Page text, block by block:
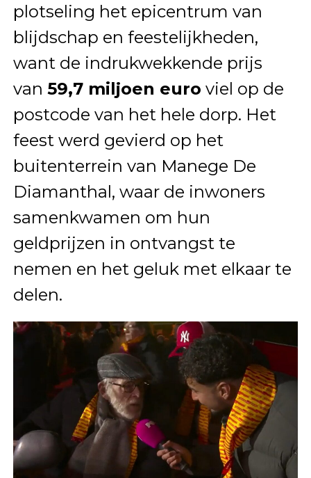
plotseling het epicentrum van
blijdschap en feestelijkheden,
want de indrukwekkende prijs
van 59,7 miljoen euro viel op de
postcode van het hele dorp. Het
feest werd gevierd op het
buitenterrein van Manege De
Diamanthal, waar de inwoners
samenkwamen om hun
geldprijzen in ontvangst te
nemen en het geluk met elkaar te
delen.